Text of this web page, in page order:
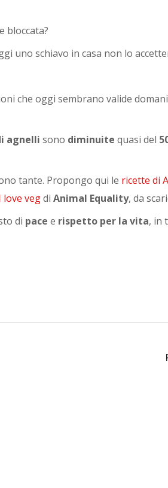
bloccata?
uno schiavo in casa non lo
che oggi sembrano valide
agnelli sono diminuite quasi del
tante. Propongo qui le ricette di
love vegdi Animal Equality, da
di pace e rispetto per la vita, in